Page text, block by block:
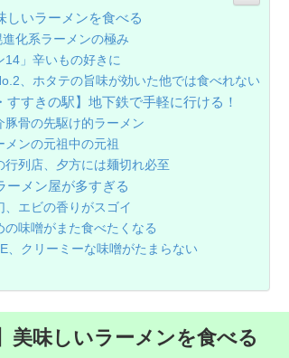
しいラーメンを食べる
進化系ラーメンの極み
14」辛いもの好きに
、ホタテの旨味が効いた他では食べれない
すすきの駅】地下鉄で手軽に行ける！
豚骨の先駆け的ラーメン
メンの元祖中の元祖
行列店、夕方には麺切れ必至
ーメン屋が多すぎる
、エビの香りがスゴイ
の味噌がまた食べたくなる
、クリーミーな味噌がたまらない
美味しいラーメンを食べる